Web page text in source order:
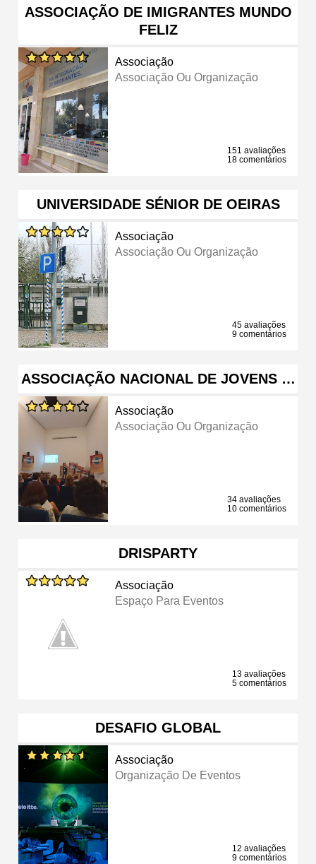
ASSOCIAÇÃO DE IMIGRANTES MUNDO
FELIZ
Associação
Associação Ou Organização
151 avaliações
18 comentários
UNIVERSIDADE SÉNIOR DE OEIRAS
Associação
Associação Ou Organização
45 avaliações
9 comentários
ASSOCIAÇÃO NACIONAL DE JOVENS …
Associação
Associação Ou Organização
34 avaliações
10 comentários
DRISPARTY
Associação
Espaço Para Eventos
13 avaliações
5 comentários
DESAFIO GLOBAL
Associação
Organização De Eventos
12 avaliações
9 comentários